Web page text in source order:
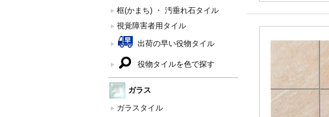
框(かまち) ・ 汚垂れ石タイル
視覚障害者用タイル
出荷の早い役物タイル
役物タイルを色で探す
ガラス
ガラスタイル